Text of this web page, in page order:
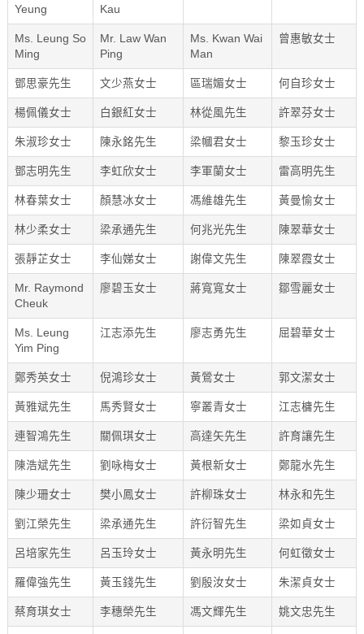
Yeung
Kau
Ms. Leung So
Ming
Mr. Law Wan
Ping
Ms. Kwan Wai
Man
曾惠敏女士
鄧思豪先生 文少燕女士 區瑞媚女士 何自珍女士
楊佩儀女士 白銀紅女士 林從風先生 許翠芬女士
朱淑珍女士 陳永銘先生 梁幗君女士 黎玉珍女士
鄧志明先生 李虹欣女士 李軍蘭女士 雷高明先生
林春葉女士 顏慧冰女士 馮維雄先生 黃曼愉女士
林少柔女士 梁承通先生 何兆光先生 陳翠華女士
張靜芷女士 李仙娣女士 謝偉文先生 陳翠霞女士
Mr. Raymond
Cheuk
廖碧玉女士 蔣寬寬女士 鄒雪麗女士
Ms. Leung
Yim Ping
江志添先生 廖志勇先生 屈碧華女士
鄭秀英女士 倪鴻珍女士 黃鶯女士 郭文潔女士
黃雅斌先生 馬秀賢女士 寧叢青女士 江志槦先生
連智鴻先生 關佩琪女士 高達矢先生 許育讓先生
陳浩斌先生 劉咏梅女士 黃根新女士 鄭龍水先生
陳少珊女士 樊小鳳女士 許柳珠女士 林永和先生
劉江榮先生 梁承通先生 許衍智先生 梁如貞女士
呂培家先生 呂玉玲女士 黃永明先生 何虹徵女士
羅偉強先生 黃玉錢先生 劉殷汝女士 朱潔貞女士
蔡育琪女士 李穗榮先生 馮文輝先生 姚文忠先生